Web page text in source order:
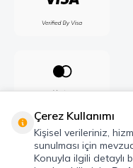
Çerez Kullanımı
Kişisel verileriniz,
sunulması için
Konuyla ilgili detaylı